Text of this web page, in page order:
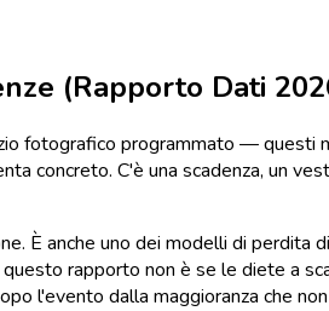
(Rapporto Dati
fotografico programmato — questi
concreto. C'è una scadenza, un
È anche uno dei modelli di perdita
rapporto non è se le diete a
l'evento dalla maggioranza che